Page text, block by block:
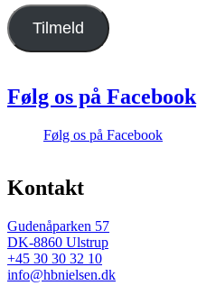
Tilmeld
Følg os på Facebook
Følg os på Facebook
Kontakt
Gudenåparken 57
DK-8860 Ulstrup
+45 30 30 32 10
info@hbnielsen.dk